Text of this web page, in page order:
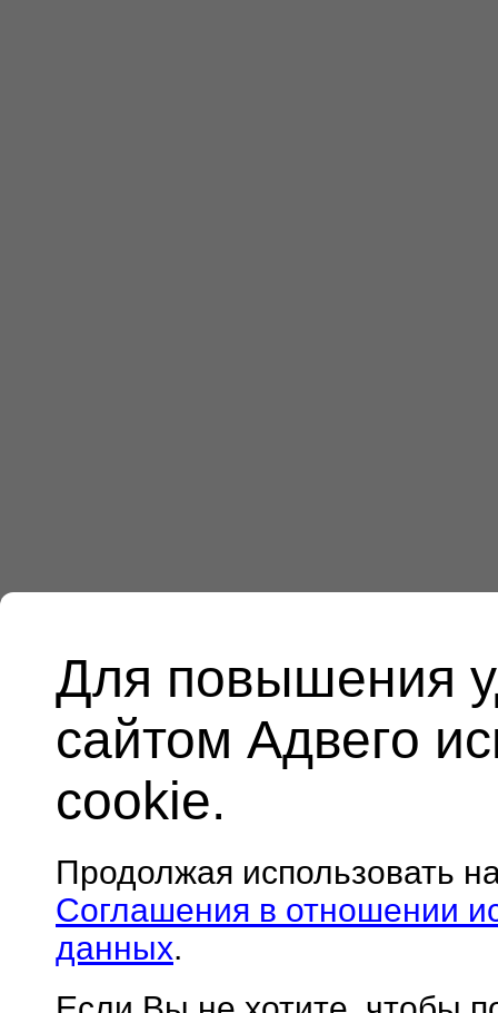
Для повышения
сайтом Адвего
cookie.
Продолжая использовать
Соглашения в отношении
данных.